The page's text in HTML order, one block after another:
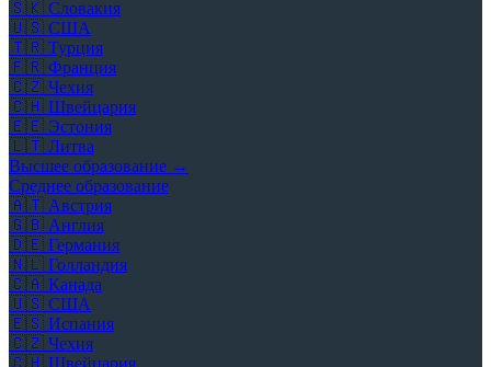
🇸🇰 Словакия
🇺🇸 США
🇹🇷 Турция
🇫🇷 Франция
🇨🇿 Чехия
🇨🇭 Швейцария
🇪🇪 Эстония
🇱🇹 Литва
Высшее образование →
Среднее образование
🇦🇹 Австрия
🇬🇧 Англия
🇩🇪 Германия
🇳🇱 Голландия
🇨🇦 Канада
🇺🇸 США
🇪🇸 Испания
🇨🇿 Чехия
🇨🇭 Швейцария